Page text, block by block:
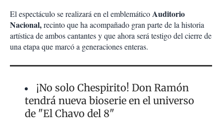
El espectáculo se realizará en el emblemáticoAuditorio
Nacional,recinto que ha acompañado gran parte de la historia
artística de ambos cantantes y que ahora será testigo del cierre de
una etapa que marcó a generaciones enteras.
¡No solo Chespirito! Don Ramón
tendrá nueva bioserie en el universo
de "El Chavo del 8"